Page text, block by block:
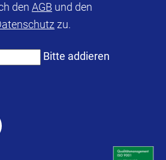
den AGB und den
zu.
Bitte addieren